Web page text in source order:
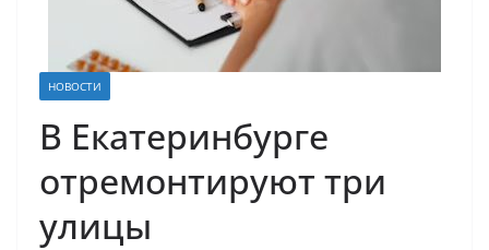
НОВОСТИ
В Екатеринбурге
отремонтируют три
улицы